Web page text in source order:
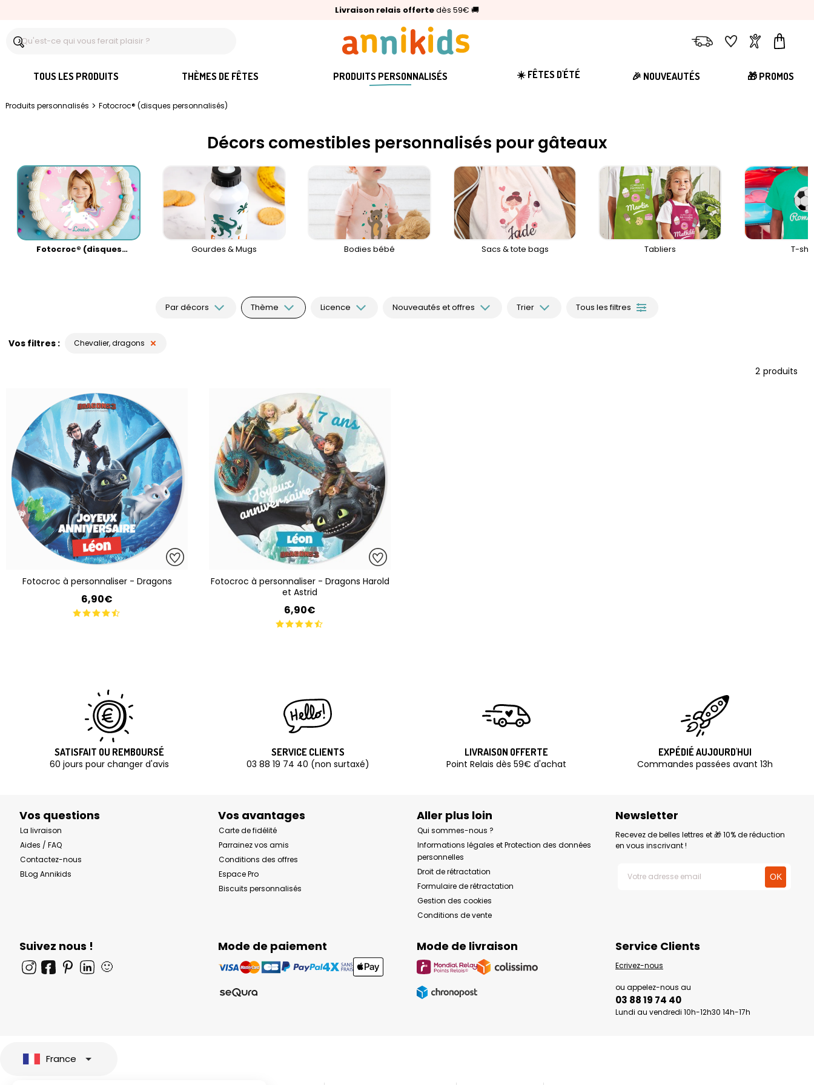
Livraison relais offertedès 59€ 🚚
🥇Palmarès Capital 2025 :Annikids N°1
⭐⭐⭐⭐⭐4,6/5(24 000 avis clients)
LivraisonFavorisComptePanier
TOUS LES PRODUITS THÈMES DE FÊTES PRODUITS PERSONNALISÉS ☀️ FÊTES D'ÉTÉ 🎉 NOUVEAUTÉS 🎁 PROMOS
Produits personnalisés > Fotocroc® (disques personnalisés)
Décors comestibles personnalisés pour gâteaux
Fotocroc® (disques
Gourdes & Mugs Bodies bébé Sacs & tote bags Tabliers T-
Par décors Thème Licence Nouveautés et offres Trier Tous les filtres
Vos filtres Chevalier, dragons
2 produits
Fotocroc à personnaliser - Dragons
6,90€
Fotocroc à personnaliser - Dragons Harold
et Astrid
6,90€
SATISFAIT OU REMBOURSÉ
60 jours pour changer d'avis
SERVICE CLIENTS
03 88 19 74 40 (non surtaxé)
LIVRAISON OFFERTE
Point Relais dès 59€ d'achat
EXPÉDIÉ AUJOURD'HUI
Commandes passées avant 13h
Vos questions
La livraison
Aides / FAQ
Contactez-nous
BLog Annikids
Vos avantages
Carte de fidélité
Parrainez vos amis
Conditions des offres
Espace Pro
Biscuits personnalisés
Aller plus loin
Qui sommes-nous ?
Informations légales et Protection des données
personnelles
Droit de rétractation
Formulaire de rétractation
Gestion des cookies
Conditions de vente
Newsletter
Recevez de belles lettres et 🎁 10% de réduction
en vous inscrivant !
Suivez nous !
🙂
Mode de paiement Mode de livraison Service Clients
Ecrivez-nous
ou appelez-nous au
03 88 19 74 40
Lundi au vendredi 10h-12h30 14h-17h
France